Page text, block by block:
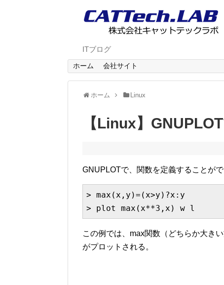
ITブログ
ホーム 会社サイト
ホーム Linux
【Linux】
GNUPLOTで、関数を定義することがで
> max(x,y)=(x>y)?x:y
> plot max(x**3,x) w l
この例では、max関数（どちらか大き
がプロットされる。